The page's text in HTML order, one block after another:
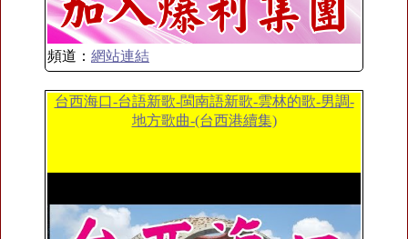
頻道： 網站連結
台西海口-台語新歌-閩南語新歌-雲林的歌-男調-
地方歌曲-(台西港續集)